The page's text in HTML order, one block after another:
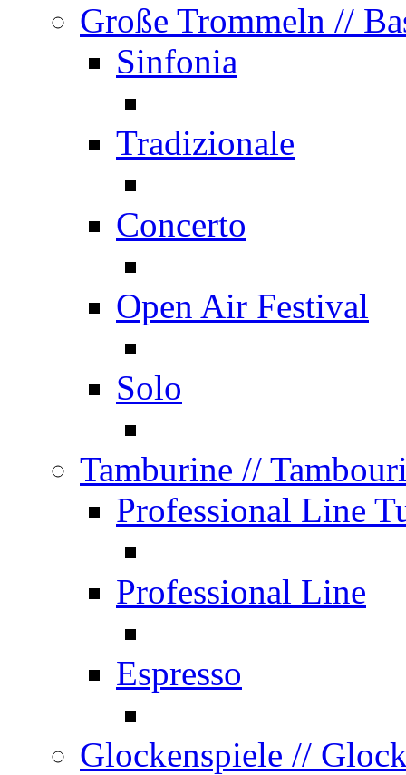
Große Trommeln //
Sinfonia
Tradizionale
Concerto
Open Air Festival
Solo
Tamburine //
Professional Line
Professional Line
Espresso
Glockenspiele //